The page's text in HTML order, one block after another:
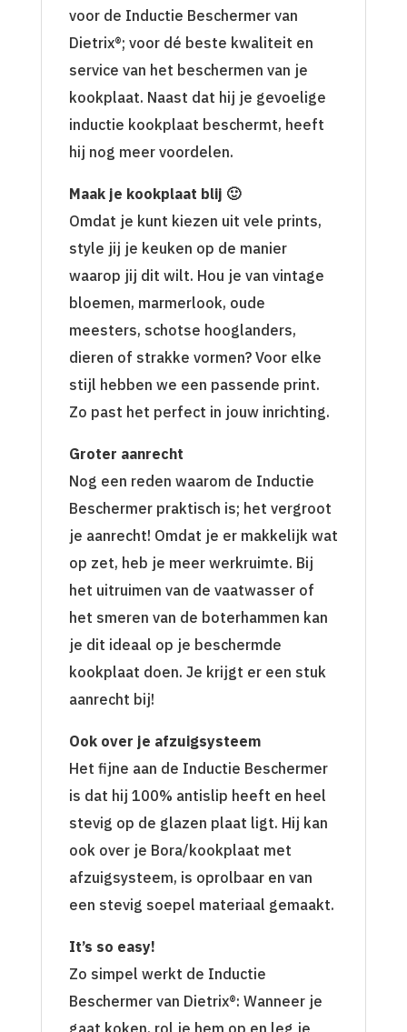
voor de Inductie Beschermer van
Dietrix®; voor dé beste kwaliteit en
service van het beschermen van je
kookplaat. Naast dat hij je gevoelige
inductie kookplaat beschermt, heeft
hij nog meer voordelen.
Maak je kookplaat blij 🙂
Omdat je kunt kiezen uit vele prints,
style jij je keuken op de manier
waarop jij dit wilt. Hou je van vintage
bloemen, marmerlook, oude
meesters, schotse hooglanders,
dieren of strakke vormen? Voor elke
stijl hebben we een passende print.
Zo past het perfect in jouw inrichting.
Groter aanrecht
Nog een reden waarom de Inductie
Beschermer praktisch is; het vergroot
je aanrecht! Omdat je er makkelijk wat
op zet, heb je meer werkruimte. Bij
het uitruimen van de vaatwasser of
het smeren van de boterhammen kan
je dit ideaal op je beschermde
kookplaat doen. Je krijgt er een stuk
aanrecht bij!
Ook over je afzuigsysteem
Het fijne aan de Inductie Beschermer
is dat hij 100% antislip heeft en heel
stevig op de glazen plaat ligt. Hij kan
ook over je Bora/kookplaat met
afzuigsysteem, is oprolbaar en van
een stevig soepel materiaal gemaakt.
It’s so easy!
Zo simpel werkt de Inductie
Beschermer van Dietrix®: Wanneer je